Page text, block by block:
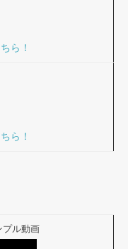
ら！
ら！
プル動画